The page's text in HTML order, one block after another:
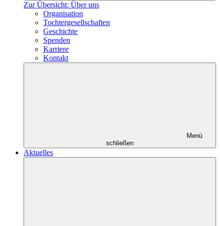
Zur Übersicht: Über uns
Organisation
Tochtergesellschaften
Geschichte
Spenden
Karriere
Kontakt
Menü
schließen
Aktuelles